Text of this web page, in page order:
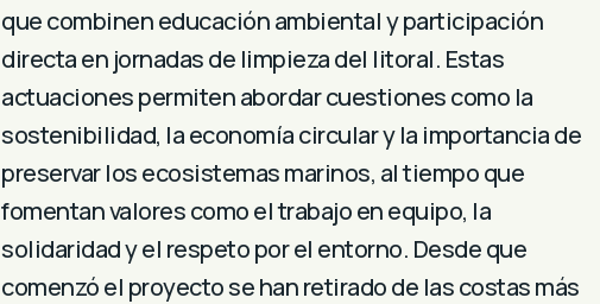
que combinen educación ambiental y participación
directa en jornadas de limpieza del litoral. Estas
actuaciones permiten abordar cuestiones como la
sostenibilidad, la economía circular y la importancia de
preservar los ecosistemas marinos, al tiempo que
fomentan valores como el trabajo en equipo, la
solidaridad y el respeto por el entorno. Desde que
comenzó el proyecto se han retirado de las costas más